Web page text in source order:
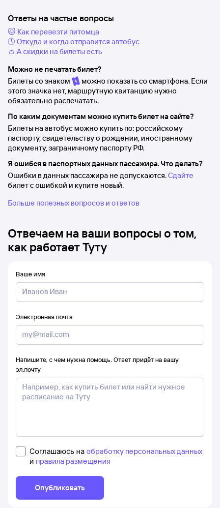
Ответы на частые вопросы
🐱 Как перевезти питомца
🕔 Откуда и когда отправится автобус
👛 А скидки на билеты есть
Можно не печатать билет?
Билеты со знаком
можно показать со смартфона. Если
этого значка нет, маршрутную квитанцию нужно
обязательно распечатать.
По каким документам можно купить билет на сайте?
Билеты на автобус можно купить по: российскому
паспорту, свидетельству о рождении, иностранному
документу, заграничному паспорту РФ.
Я ошибся в паспортных данных пассажира. Что делать?
Ошибки в данных пассажира не допускаются.Сдайте
билет с ошибкой и купите новый.
Больше полезных вопросов и ответов
Отвечаем на ваши вопросы о том,
как работает Туту
Ваше имя
Электронная почта
Напишите, с чем нужна помощь. Ответ придёт на вашу
эл.почту
Соглашаюсь на обработку персональных данных
и правила размещения
Опубликовать